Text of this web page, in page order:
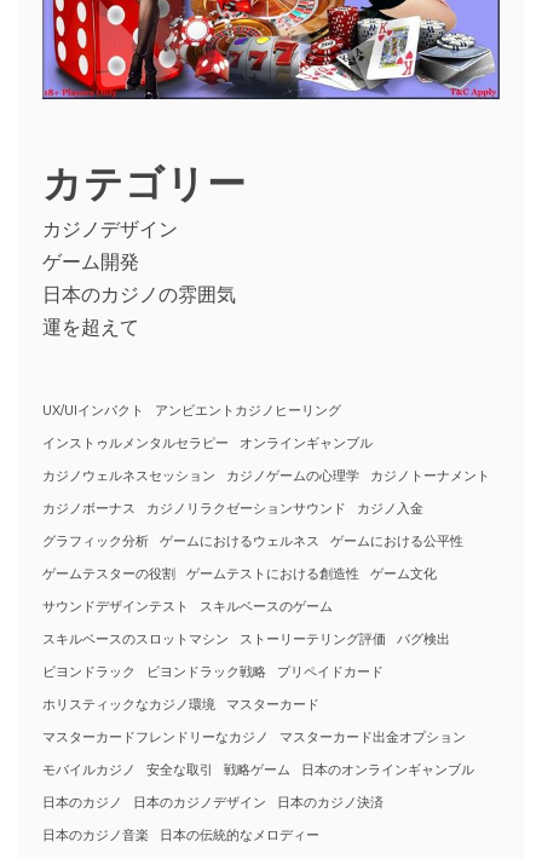
カテゴリー
カジノデザイン
ゲーム開発
日本のカジノの雰囲気
運を超えて
UX/UIインパクト
アンビエントカジノヒーリング
インストゥルメンタルセラピー
オンラインギャンブル
カジノウェルネスセッション
カジノゲームの心理学
カジノトーナメント
カジノボーナス
カジノリラクゼーションサウンド
カジノ入金
グラフィック分析
ゲームにおけるウェルネス
ゲームにおける公平性
ゲームテスターの役割
ゲームテストにおける創造性
ゲーム文化
サウンドデザインテスト
スキルベースのゲーム
スキルベースのスロットマシン
ストーリーテリング評価
バグ検出
ビヨンドラック
ビヨンドラック戦略
プリペイドカード
ホリスティックなカジノ環境
マスターカード
マスターカードフレンドリーなカジノ
マスターカード出金オプション
モバイルカジノ
安全な取引 戦略ゲーム
日本のオンラインギャンブル
日本のカジノ
日本のカジノデザイン
日本のカジノ決済
日本のカジノ音楽
日本の伝統的なメロディー